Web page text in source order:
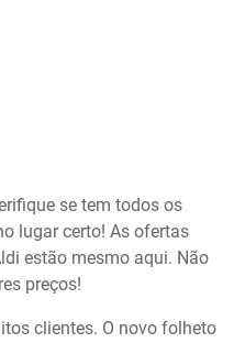
se tem todos os
lugar certo! As ofertas
estão mesmo aqui. Não
preços!
clientes. O novo folheto